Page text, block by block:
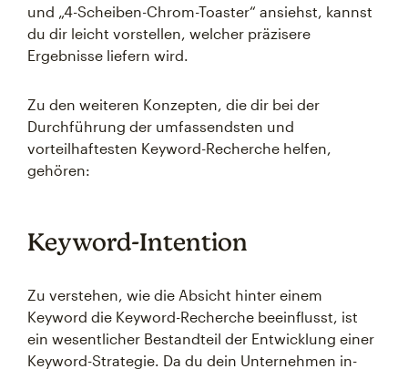
und „4-Scheiben-Chrom-Toaster“ ansiehst, kannst
du dir leicht vorstellen, welcher präzisere
Ergebnisse liefern wird.
Zu den weiteren Konzepten, die dir bei der
Durchführung der umfassendsten und
vorteilhaftesten Keyword-Recherche helfen,
gehören:
Keyword-Intention
Zu verstehen, wie die Absicht hinter einem
Keyword die Keyword-Recherche beeinflusst, ist
ein wesentlicher Bestandteil der Entwicklung einer
Keyword-Strategie. Da du dein Unternehmen in-